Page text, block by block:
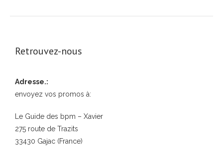
Retrouvez-nous
Adresse.:
envoyez vos promos à:
Le Guide des bpm – Xavier
275 route de Trazits
33430 Gajac (France)